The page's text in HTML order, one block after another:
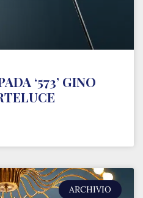
‘573’ GINO
ARCHIVIO